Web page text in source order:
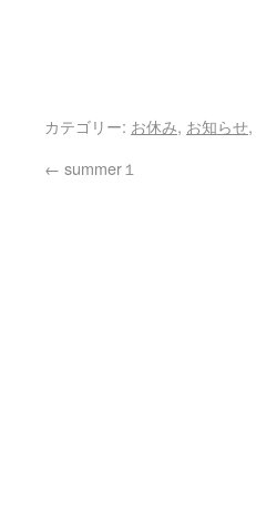
カテゴリー: お休み, お知らせ,
← summer１